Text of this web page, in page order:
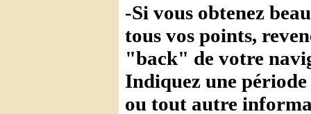
-Si vous obtenez
tous vos points,
"back" de votre
Indiquez une
ou tout autre